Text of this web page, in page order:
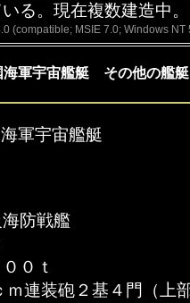
る。現在複数建造中。
(compatible; MSIE 7.0; Windows
海軍宇宙艦艇 その他の艦
軍宇宙艦艇
防戦艦
０ｔ
ｍ連装砲２基４門（上